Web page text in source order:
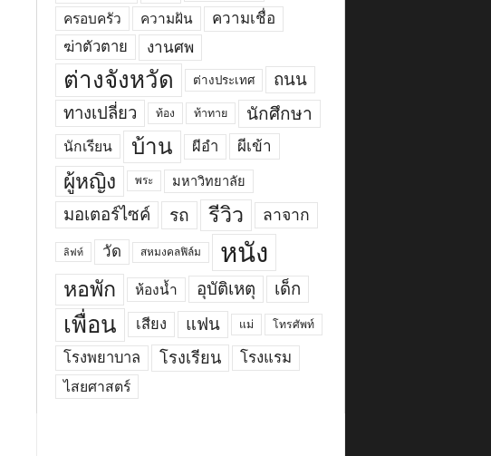
ครอบครัว ความฝัน
ความเชื่อ
ฆ่าตัวตาย
งานศพ
ต่างจังหวัด ต่างประเทศ
ถนน
ทางเปลี่ยว
ท้อง ท้าทาย นักศึกษา
นักเรียน บ้าน ผีอำ ผีเข้า
ผู้หญิง พระ มหาวิทยาลัย
มอเตอร์ไซค์ รถ รีวิว ลาจาก
ลิฟท์ วัด สหมงคลฟิล์ม หนัง
หอพัก ห้องน้ำ อุบัติเหตุ เด็ก
เพื่อน เสียง แฟน แม่ โทรศัพท์
โรงพยาบาล โรงเรียน โรงแรม
ไสยศาสตร์